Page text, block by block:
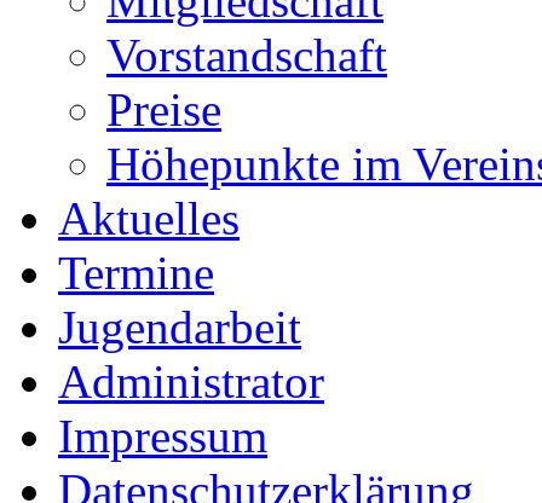
Vorstandschaft
Preise
Höhepunkte im
Aktuelles
Termine
Jugendarbeit
Administrator
Impressum
Datenschutzerklärung